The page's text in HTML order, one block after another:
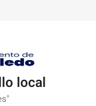
local